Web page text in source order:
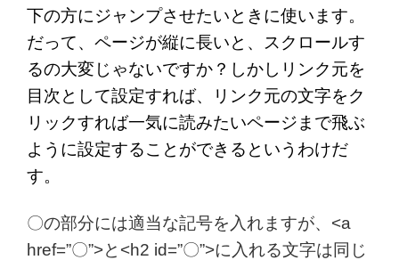
下の方にジャンプさせたいときに使います。
だって、ページが縦に長いと、スクロールす
るの大変じゃないですか？しかしリンク元を
目次として設定すれば、リンク元の文字をク
リックすれば一気に読みたいページまで飛ぶ
ように設定することができるというわけだ
す。
〇の部分には適当な記号を入れますが、<a
href=”〇”>と<h2 id=”〇”>に入れる文字は同じ